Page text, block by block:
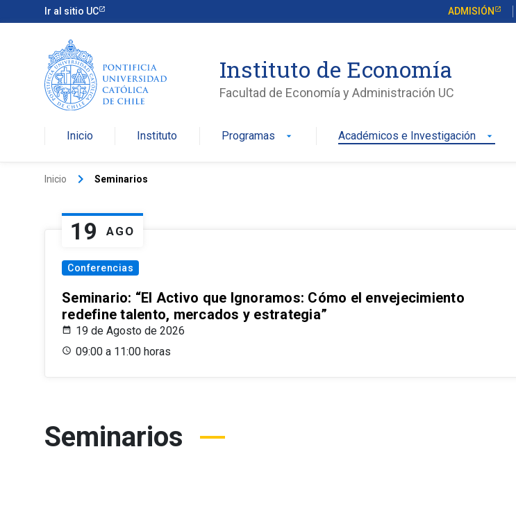
Ir al sitio UC ADMISIÓN
Instituto de Economía
Facultad de Economía y Administración UC
Inicio Instituto Programas arrow_drop_down Académicos e Investigación arrow_drop_down
Inicio keyboard_arrow_right Seminarios
19 AGO
Conferencias
Seminario: “El Activo que Ignoramos: Cómo el envejecimiento
redefine talento, mercados y estrategia”
19 de Agosto de 2026
09:00 a 11:00 horas
Seminarios